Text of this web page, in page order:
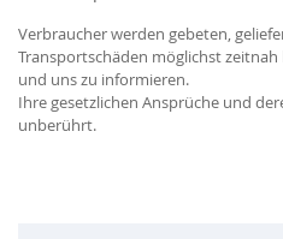
Verbraucher werden gebeten,
Transportschäden möglichst
und uns zu informieren.
Ihre gesetzlichen Ansprüche und
unberührt.